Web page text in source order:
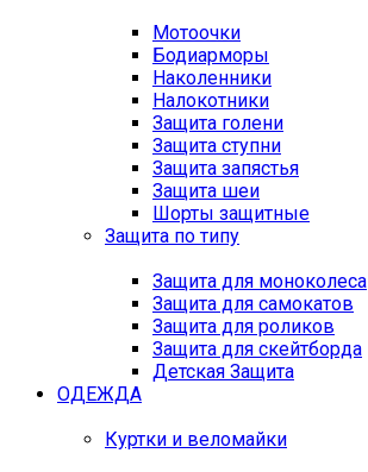
Мотоочки
Бодиарморы
Наколенники
Налокотники
Защита голени
Защита ступни
Защита запястья
Защита шеи
Шорты защитные
Защита по типу
Защита для моноколеса
Защита для самокатов
Защита для роликов
Защита для скейтборда
Детская Защита
ОДЕЖДА
Куртки и веломайки